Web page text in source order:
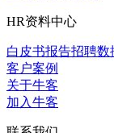
HR资料中心
白皮书报告招聘数
客户案例
关于牛客
加入牛客